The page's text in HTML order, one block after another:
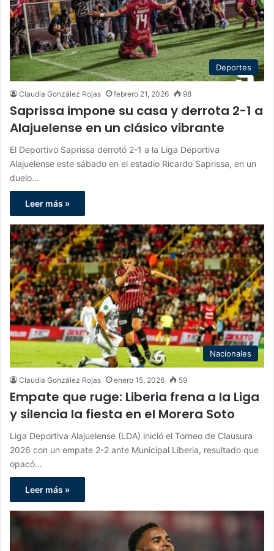
Deportes
Claudia González Rojas febrero 21, 2026 98
Saprissa impone su casa y derrota 2-1 a
Alajuelense en un clásico vibrante
El Deportivo Saprissa derrotó 2-1 a la Liga Deportiva
Alajuelense este sábado en el estadio Ricardo Saprissa, en un
duelo…
Leer más »
Nacionales
Claudia González Rojas enero 15, 2026 59
Empate que ruge: Liberia frena a la Liga
y silencia la fiesta en el Morera Soto
Liga Deportiva Alajuelense (LDA) inició el Torneo de Clausura
2026 con un empate 2-2 ante Municipal Liberia, resultado que
opacó…
Leer más »